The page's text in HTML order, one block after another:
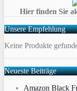
Hier finden Sie
Unsere Empfehlung
Keine Produkte
Neueste Beiträge
Amazon Black